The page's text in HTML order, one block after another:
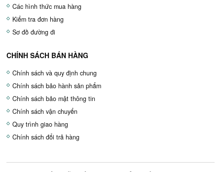
Các hình thức mua hàng
Kiểm tra đơn hàng
Sơ đồ đường đi
CHÍNH SÁCH BÁN HÀNG
Chính sách và quy định chung
Chính sách bảo hành sản phẩm
Chính sách bảo mật thông tin
Chính sách vận chuyển
Quy trình giao hàng
Chính sách đổi trả hàng